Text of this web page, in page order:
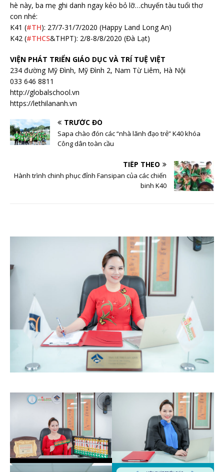
hè này, ba mẹ ghi danh ngay kẻo bỏ lỡ…chuyến tàu tuổi thơ
con nhé:
K41 (#TH): 27/7-31/7/2020 (Happy Land Long An)
K42 (#THCS&THPT): 2/8-8/8/2020 (Đà Lạt)
VIỆN PHÁT TRIỂN GIÁO DỤC VÀ TRÍ TUỆ VIỆT
234 đường Mỹ Đình, Mỹ Đình 2, Nam Từ Liêm, Hà Nội
033 646 8811
http://globalschool.vn
https://lethilananh.vn
TRƯỚC ĐÓ
Sapa chào đón các “nhà lãnh đạo trẻ” K40 khóa
Công dân toàn cầu
TIẾP THEO
Hành trình chinh phục đỉnh Fansipan của các chiến
binh K40